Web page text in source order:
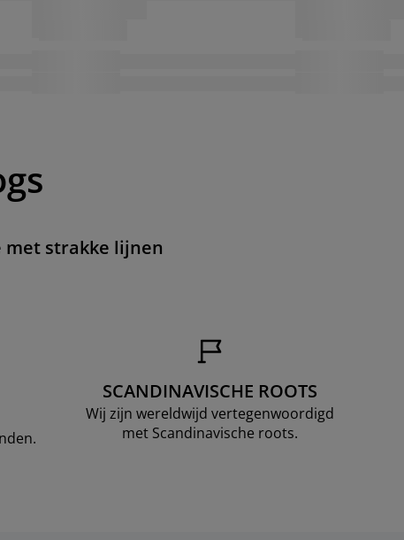
met strakke lijnen
SCANDINAVISCHE ROOTS
Wij zijn wereldwijd vertegenwoordigd
met Scandinavische roots.